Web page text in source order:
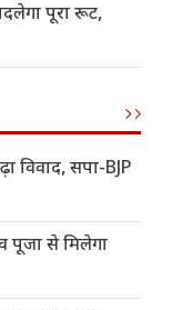
पूरा रूट,
विवाद, सपा-BJP
पूजा से मिलेगा